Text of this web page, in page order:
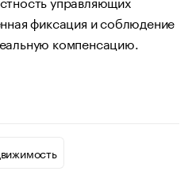
фиксация и соблюдение
компенсацию.